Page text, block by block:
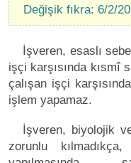
Değişik fıkra: 6/2/
İşveren, esaslı
işçi karşısında kısmî
çalışan işçi
işlem yapamaz.
İşveren, biyolojik
zorunlu